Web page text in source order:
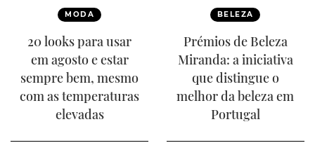
MODA
20 looks para usar
em agosto e estar
sempre bem, mesmo
com as temperaturas
elevadas
BELEZA
Prémios de Beleza
Miranda: a iniciativa
que distingue o
melhor da beleza em
Portugal